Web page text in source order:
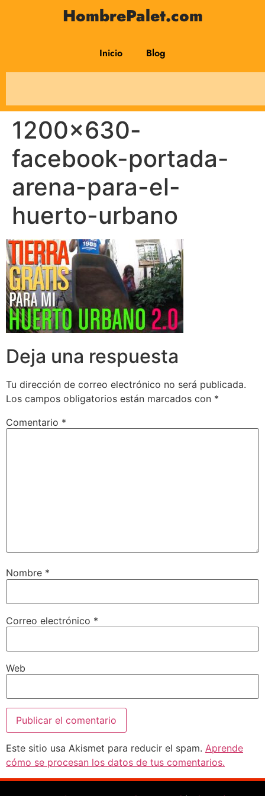
HombrePalet.com
Inicio Blog
1200×630-
facebook-portada-
arena-para-el-
huerto-urbano
Deja una respuesta
Tu dirección de correo electrónico no será publicada.
Los campos obligatorios están marcados con *
Comentario *
Nombre *
Correo electrónico *
Web
Este sitio usa Akismet para reducir el spam. Aprende
cómo se procesan los datos de tus comentarios.